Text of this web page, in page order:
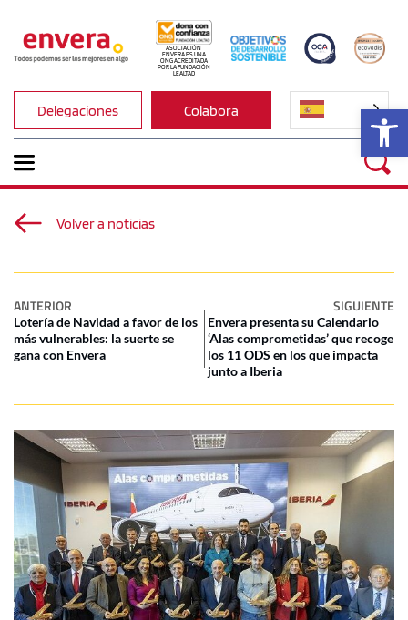
ASOCIACIÓN
ENVERA ES UNA
ONG ACREDITADA
POR LA FUNDACIÓN
LEALTAD
Delegaciones Colabora
Volver a noticias
ANTERIOR SIGUIENTE
Lotería de Navidad a favor de los
más vulnerables: la suerte se
gana con Envera
Envera presenta su Calendario
‘Alas comprometidas’ que recoge
los 11 ODS en los que impacta
junto a Iberia